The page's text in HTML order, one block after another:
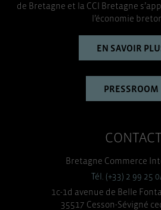
de Bretagne et la CCI Bretagne
l’économie
EN SAVOIR
PRESSROOM
CONTACT
Bretagne Commerce
Tél. (+33) 2 99 25
1c-1d avenue de Belle
35517 Cesson-Sévigné